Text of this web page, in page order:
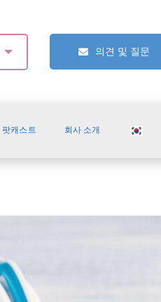
의견 및 질문
팟캐스트 회사 소개